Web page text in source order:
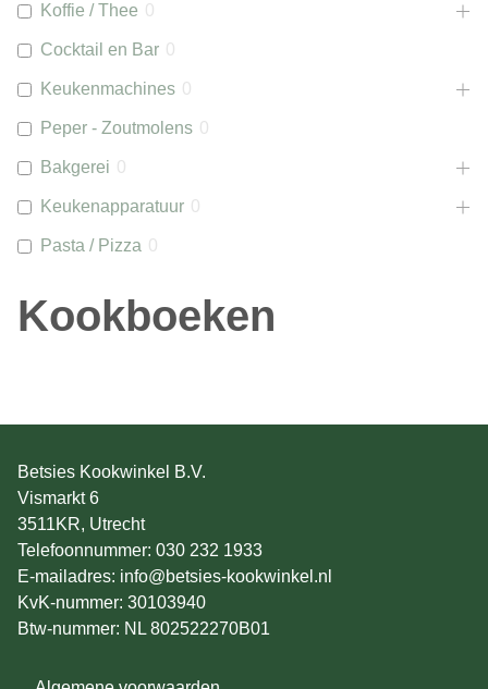
Koffie / Thee 0
Cocktail en Bar 0
Keukenmachines 0
Peper - Zoutmolens 0
Bakgerei 0
Keukenapparatuur 0
Pasta / Pizza 0
Kookboeken
Betsies Kookwinkel B.V.
Vismarkt 6
3511KR, Utrecht
Telefoonnummer: 030 232 1933
E-mailadres: info@betsies-kookwinkel.nl
KvK-nummer: 30103940
Btw-nummer: NL 802522270B01